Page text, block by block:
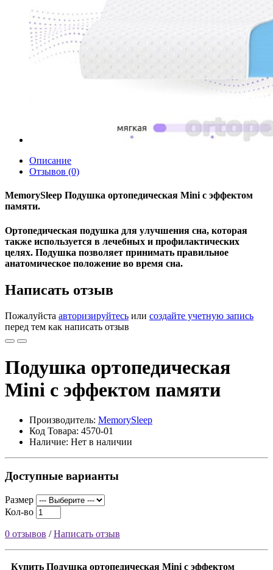
Описание
Отзывов (0)
MemorySleep Подушка ортопедическая Mini с эффектом
памяти.
Ортопедическая подушка для улучшения сна, которая
также используется в лечебных и профилактических
целях. Подушка позволяет принимать правильное
анатомическое положение во время сна.
Написать отзыв
Пожалуйста авторизируйтесь или создайте учетную запись
перед тем как написать отзыв
Подушка ортопедическая
Mini с эффектом памяти
Производитель: MemorySleep
Код Товара: 4570-01
Наличие: Нет в наличии
Доступные варианты
Размер
Кол-во
0 отзывов /Написать отзыв
Купить Подушка ортопедическая Mini с эффектом